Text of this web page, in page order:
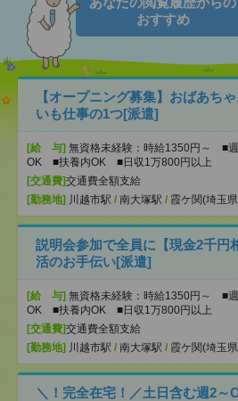
おすすめ
【オープニング募集】おばあち
いも仕事の1つ[派遣]
[給 与] 無資格未経験：時給1350円～ ■
OK ■扶養内OK ■日収1万800円以上
[交通費]交通費全額支給
[勤務地] 川越市駅 / 南大塚駅 / 霞ケ関(埼玉
説明会参加で全員に【現金2千円
活のお手伝い[派遣]
[給 与] 無資格未経験：時給1350円～ ■
OK ■扶養内OK ■日収1万800円以上
[交通費]交通費全額支給
[勤務地] 川越市駅 / 南大塚駅 / 霞ケ関(埼玉
＼！完全在宅！／土日含む週2～